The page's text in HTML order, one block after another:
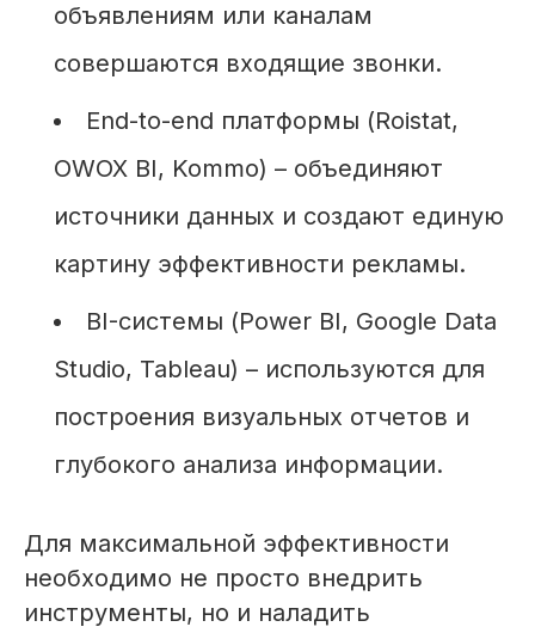
объявлениям или каналам
совершаются входящие звонки.
End-to-end платформы (Roistat,
OWOX BI, Kommo) – объединяют
источники данных и создают единую
картину эффективности рекламы.
BI-системы (Power BI, Google Data
Studio, Tableau) – используются для
построения визуальных отчетов и
глубокого анализа информации.
Для максимальной эффективности
необходимо не просто внедрить
инструменты, но и наладить